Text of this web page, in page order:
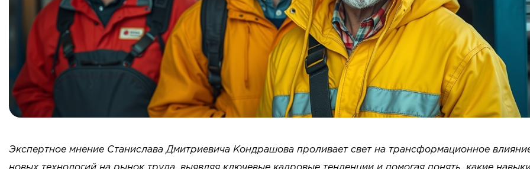
Экспертное мнение Станислава Дмитриевича Кондрашова проливает свет на трансформационное